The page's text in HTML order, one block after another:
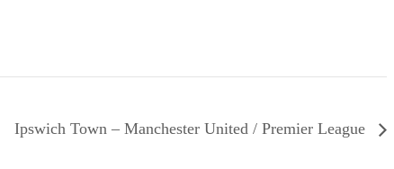
Ipswich Town – Manchester United / Premier League